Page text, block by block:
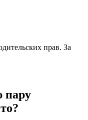
прав. За
пару